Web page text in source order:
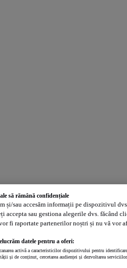
să rămână confidențiale
și/sau accesăm informații pe dispozitivul
accepta sau gestiona alegerile dvs. făcând
fi raportate partenerilor noștri și nu vă vor
datele pentru a oferi:
activă a caracteristicilor dispozitivului pentru
și de conținut, cercetarea audienței și dezvoltarea